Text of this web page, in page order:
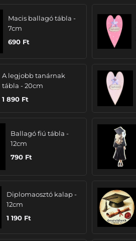
Macis ballagó tábla -
7cm
690 Ft
A legjobb tanárnak
tábla - 20cm
1 890 Ft
Ballagó fiú tábla -
12cm
790 Ft
Diplomaosztó kalap -
12cm
1 190 Ft